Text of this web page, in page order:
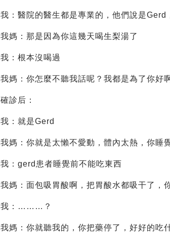
我：醫院的醫生都是專業的，他們說是
我媽：那是因為你這幾天喝生梨湯了
我：根本沒喝過
我媽：你怎麼不聽我話呢？我都是為了你好
確診后：
我：就是Gerd
我媽：你就是太懶不愛動，體內太熱，你睡
我：gerd患者睡覺前不能吃東西
我媽：面包吸胃酸啊，把胃酸水都吸干了，
我：………？
我媽：你就聽我的，你把藥停了，好好的吃